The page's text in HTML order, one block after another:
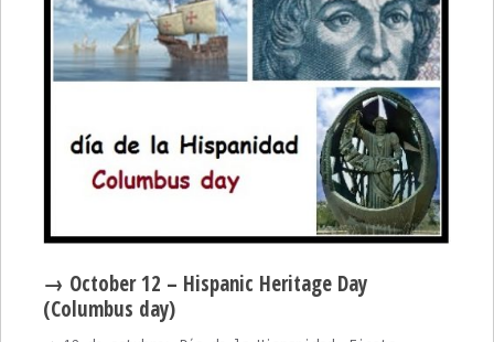
→ October 12 – Hispanic Heritage Day
(Columbus day)